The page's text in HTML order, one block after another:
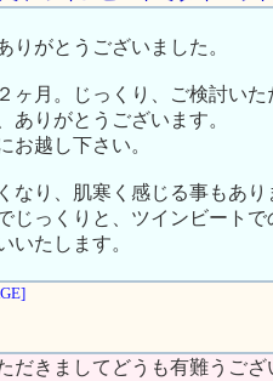
りがとうございました。
ヶ月。じっくり、ご検討い
ありがとうございます。
お越し下さい。
なり、肌寒く感じる事もあり
じっくりと、ツインビート
いたします。
だきましてどうも有難うご